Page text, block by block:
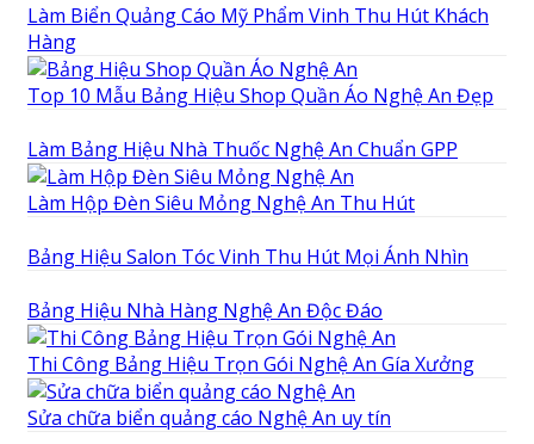
Làm Biển Quảng Cáo Mỹ Phẩm Vinh Thu Hút Khách
Hàng
Top 10 Mẫu Bảng Hiệu Shop Quần Áo Nghệ An Đẹp
Làm Bảng Hiệu Nhà Thuốc Nghệ An Chuẩn GPP
Làm Hộp Đèn Siêu Mỏng Nghệ An Thu Hút
Bảng Hiệu Salon Tóc Vinh Thu Hút Mọi Ánh Nhìn
Bảng Hiệu Nhà Hàng Nghệ An Độc Đáo
Thi Công Bảng Hiệu Trọn Gói Nghệ An Gía Xưởng
Sửa chữa biển quảng cáo Nghệ An uy tín